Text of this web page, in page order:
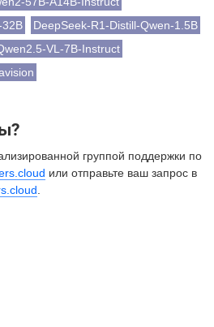
32B
DeepSeek-R1-Distill-Qwen-1.5B
VL-7B-Instruct
группой поддержки по
или отправьте ваш запрос в